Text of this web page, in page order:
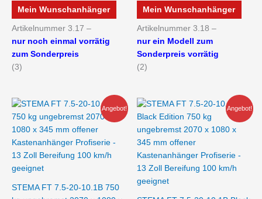
Mein Wunschanhänger
Artikelnummer 3.17 –
nur noch einmal vorrätig
zum Sonderpreis
(3)
Mein Wunschanhänger
Artikelnummer 3.18 –
nur ein Modell zum
Sonderpreis vorrätig
(2)
Angebot!
STEMA FT 7.5-20-10.1B 750
Ursprünglicher
war:
949,00 €
Aktueller
ist:
720,00 €.
Angebot!
Ursprünglicher
war:
1.189,00 €
Aktueller
ist:
949,00 €.